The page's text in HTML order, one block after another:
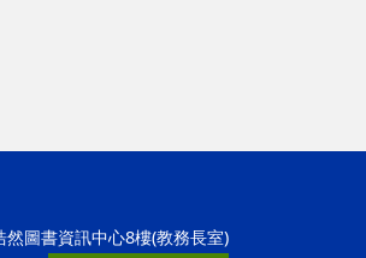
圖書資訊中心8樓(教務長室)